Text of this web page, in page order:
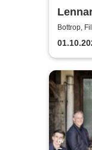
Bottrop,